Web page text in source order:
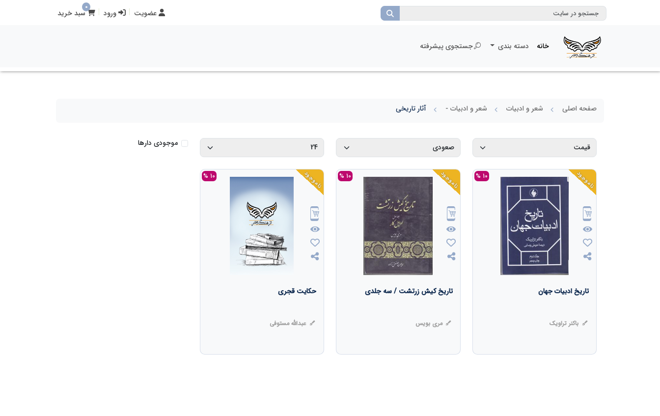
عضویت ورود
0
سبد خرید
خانه دسته بندی جستجوی پیشرفته
صفحه اصلی شعر و ادبیات شعر و ادبیات - آثار تاریخی
موجودی دارها
ناموجود 10 %
تاریخ ادبیات جهان
باکنر تراویک
ناموجود 10 %
تاریخ کیش زرتشت / سه جلدی
مری بویس
ناموجود 10 %
حکایت قجری
عبدالله مستوفی